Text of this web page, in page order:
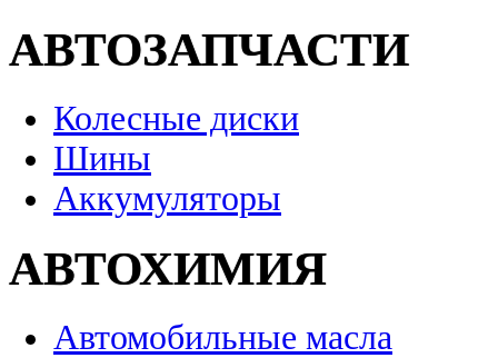
АВТОЗАПЧАСТИ
Колесные диски
Шины
Аккумуляторы
АВТОХИМИЯ
Автомобильные масла